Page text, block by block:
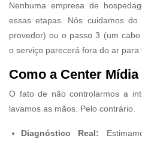
Nenhuma empresa de
essas etapas. Nós cuidamos do
provedor) ou o passo 3 (um
o serviço parecerá fora do ar para
Como a Center
O fato de não controlarmos a
lavamos as mãos. Pelo contrário.
Diagnóstico Real: